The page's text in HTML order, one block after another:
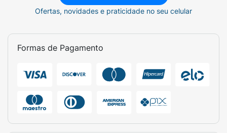
Ofertas, novidades e praticidade no seu celular
Formas de Pagamento